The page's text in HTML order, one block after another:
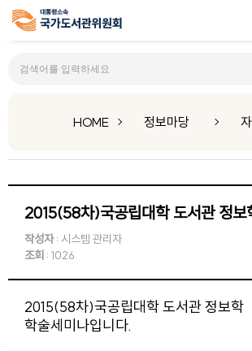
HOME 정보마당
2015(58차)국공립대학 도서관 정보
작성자: 시스템 관리자
조회 : 1026
2015(58차)국공립대학 도서관 정보학
학술세미나입니다.